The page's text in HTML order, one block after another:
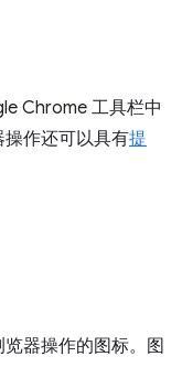
Chrome 工具栏中
作还可以具有提
器操作的图标。图